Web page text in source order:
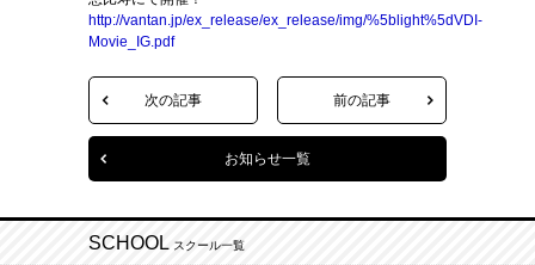
http://vantan.jp/ex_release/ex_release/img/%5blight%5dVDI-
Movie_IG.pdf
次の記事 前の記事
お知らせ一覧
SCHOOL スクール一覧